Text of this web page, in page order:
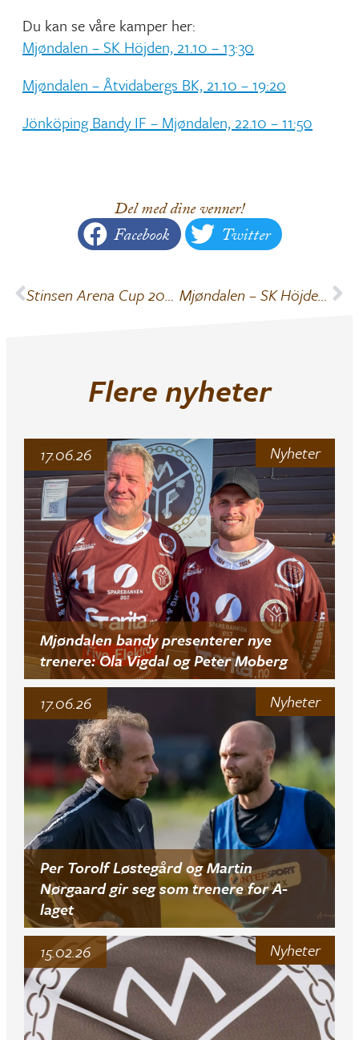
Du kan se våre kamper her:
Mjøndalen – SK Höjden, 21.10 – 13:30
Mjøndalen – Åtvidabergs BK, 21.10 – 19:20
Jönköping Bandy IF – Mjøndalen, 22.10 – 11:50
Del med dine venner!
Facebook Twitter
Stinsen Arena Cup 2023 Mjøndalen – SK Höjden 6-5 (3-2)
Flere nyheter
Nyheter
Mjøndalen bandy presenterer nye
trenere: Ola Vigdal og Peter Moberg
17.06.26
Nyheter
Per Torolf Løstegård og Martin
Nørgaard gir seg som trenere for A-
laget
17.06.26
Nyheter
15.02.26